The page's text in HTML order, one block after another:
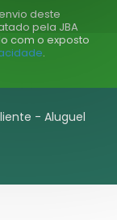
deste
pela JBA
com o exposto
.
- Aluguel